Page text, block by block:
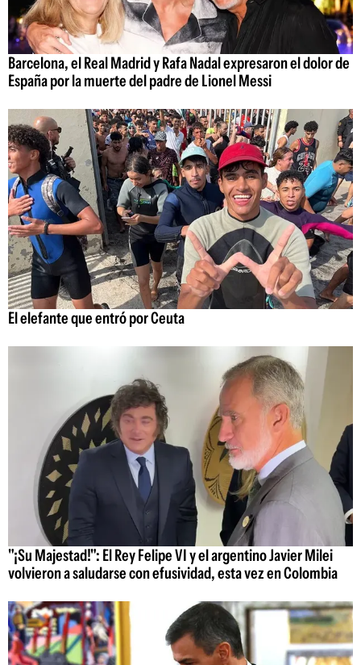
Barcelona, el Real Madrid y Rafa Nadal expresaron el dolor de
España por la muerte del padre de Lionel Messi
El elefante que entró por Ceuta
"¡Su Majestad!": El Rey Felipe VI y el argentino Javier Milei
volvieron a saludarse con efusividad, esta vez en Colombia